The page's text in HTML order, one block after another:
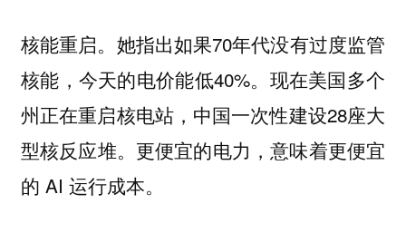
核能重启。她指出如果70年代没有过度监管
核能，今天的电价能低40%。现在美国多个
州正在重启核电站，中国一次性建设28座大
型核反应堆。更便宜的电力，意味着更便宜
的 AI 运行成本。